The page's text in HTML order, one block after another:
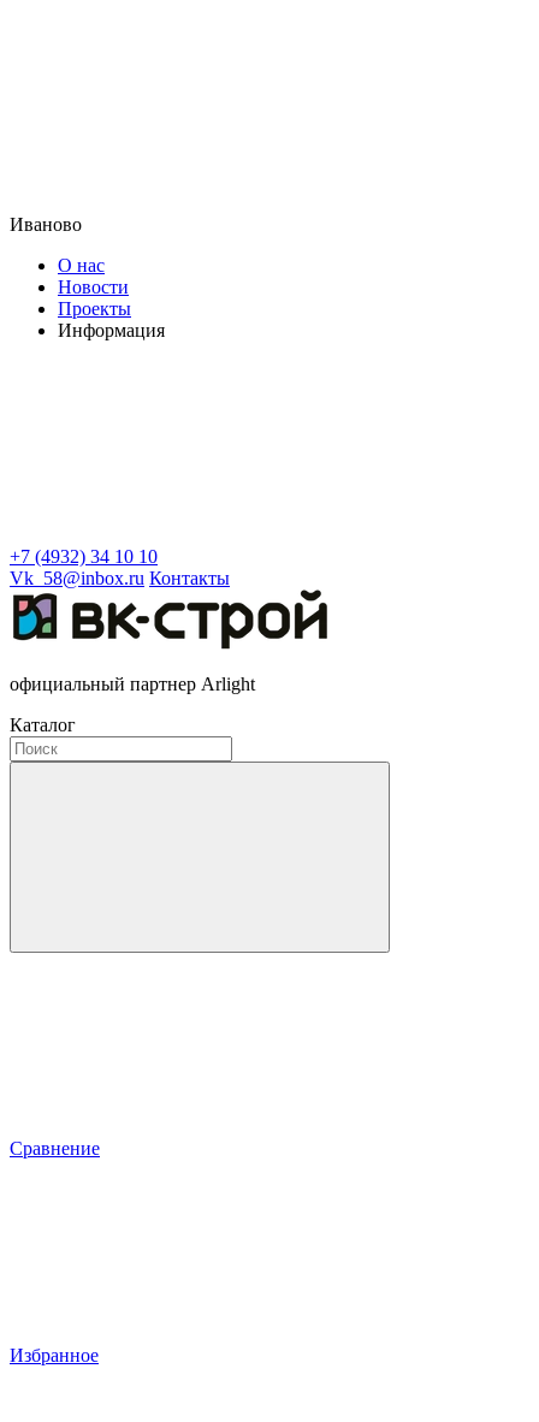
Иваново
О нас
Новости
Проекты
Информация
+7 (4932) 34 10 10
Vk_58@inbox.ru Контакты
официальный партнер Arlight
Каталог
Сравнение
Избранное